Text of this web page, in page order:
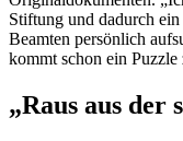
Stiftung und dadurch ein
Beamten persönlich
kommt schon ein Puzzle
„Raus aus der